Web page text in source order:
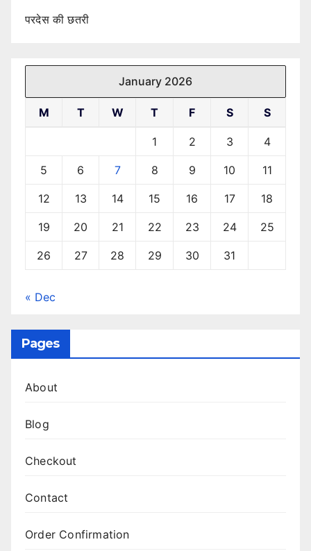
परदेस की छतरी
January 2026
M T W T F S S
1 2 3 4
5 6 7 8 9 10 11
12 13 14 15 16 17 18
19 20 21 22 23 24 25
26 27 28 29 30 31
« Dec
Pages
About
Blog
Checkout
Contact
Order Confirmation